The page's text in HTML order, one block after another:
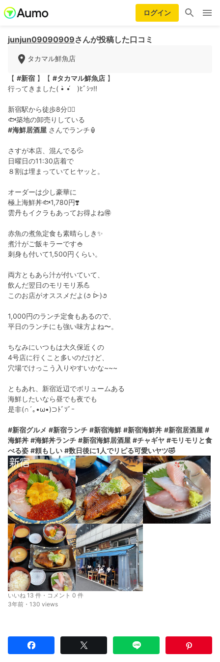
ログイン
junjun09090909さんが投稿した口コミ
タカマル鮮魚店
【 #新宿 】【 #タカマル鮮魚店 】
行ってきました( •̀ •́ゞ)ﾋﾞｼｯ!!
新宿駅から徒歩8分🚶‍♀️
🐟築地の卸売りしている
#海鮮居酒屋 さんでランチ🏮
さすが本店、混んでる💦
日曜日の11:30店着で
８割は埋まっていてヒヤッと。
オーダーは少し豪華に
極上海鮮丼🐟1,780円❣️
雲丹もイクラもあってお得よね🉐
赤魚の煮魚定食も素晴らしき✨
煮汁がご飯キラーです🍚
刺身も付いて1,500円くらい。
両方ともあら汁が付いていて、
飲んだ翌日のモリモリ系💪
このお店がオススメだよ(૭ ᐕ)૭
1,000円のランチ定食もあるので、
平日のランチにも強い味方よね〜。
ちなみにいつもは大久保近くの
4号店に行くこと多いのだけど、
穴場でけっこう入りやすいかな~~~
ともあれ、新宿近辺でボリュームある
海鮮したいなら昼でも夜でも
是非(∩´｡•ω•)⊃ﾄﾞｿﾞｰ
#新宿グルメ #新宿ランチ #新宿海鮮 #新宿海鮮丼 #新宿居酒屋 #
海鮮丼 #海鮮丼ランチ #新宿海鮮居酒屋 #チャギヤ #モリモリと食
べる姿 #頼もしい #数日後に1人でリピる可愛いヤツ🤣
いいね 13 件・コメント 0 件
3年前・130 views